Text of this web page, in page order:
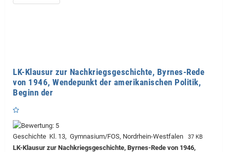
LK-Klausur zur Nachkriegsgeschichte, Byrnes-Rede
von 1946, Wendepunkt der amerikanischen Politik,
Beginn der
Geschichte Kl. 13, Gymnasium/FOS, Nordrhein-Westfalen 37 KB
LK-Klausur zur Nachkriegsgeschichte, Byrnes-Rede von 1946,